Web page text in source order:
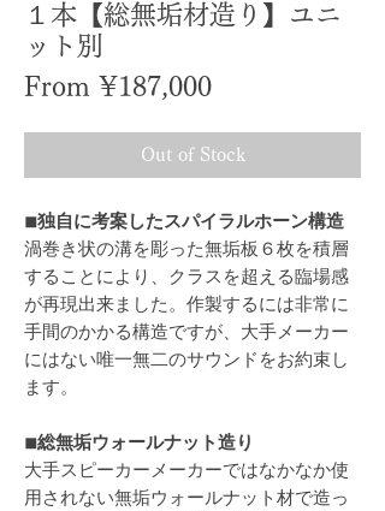
１本【総無垢材造り】ユニ
ット別
From ¥187,000Sale
Out of Stock
◾︎独自に考案したスパイラルホーン構造
渦巻き状の溝を彫った無垢板６枚を積層
することにより、クラスを超える臨場感
が再現出来ました。作製するには非常に
手間のかかる構造ですが、大手メーカー
にはない唯一無二のサウンドをお約束し
ます。
◾︎総無垢ウォールナット造り
大手スピーカーメーカーではなかなか使
用されない無垢ウォールナット材で造っ